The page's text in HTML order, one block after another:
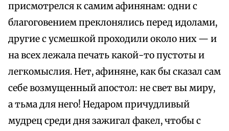
присмотрелся к самим афинянам: одни с
благоговением преклонялись перед идолами,
другие с усмешкой проходили около них — и
на всех лежала печать какой-то пустоты и
легкомыслия. Нет, афиняне, как бы сказал сам
себе возмущенный апостол: не свет вы миру,
а тьма для него! Недаром причудливый
мудрец среди дня зажигал факел, чтобы с